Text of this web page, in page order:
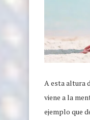
A esta altura
viene a la
ejemplo que